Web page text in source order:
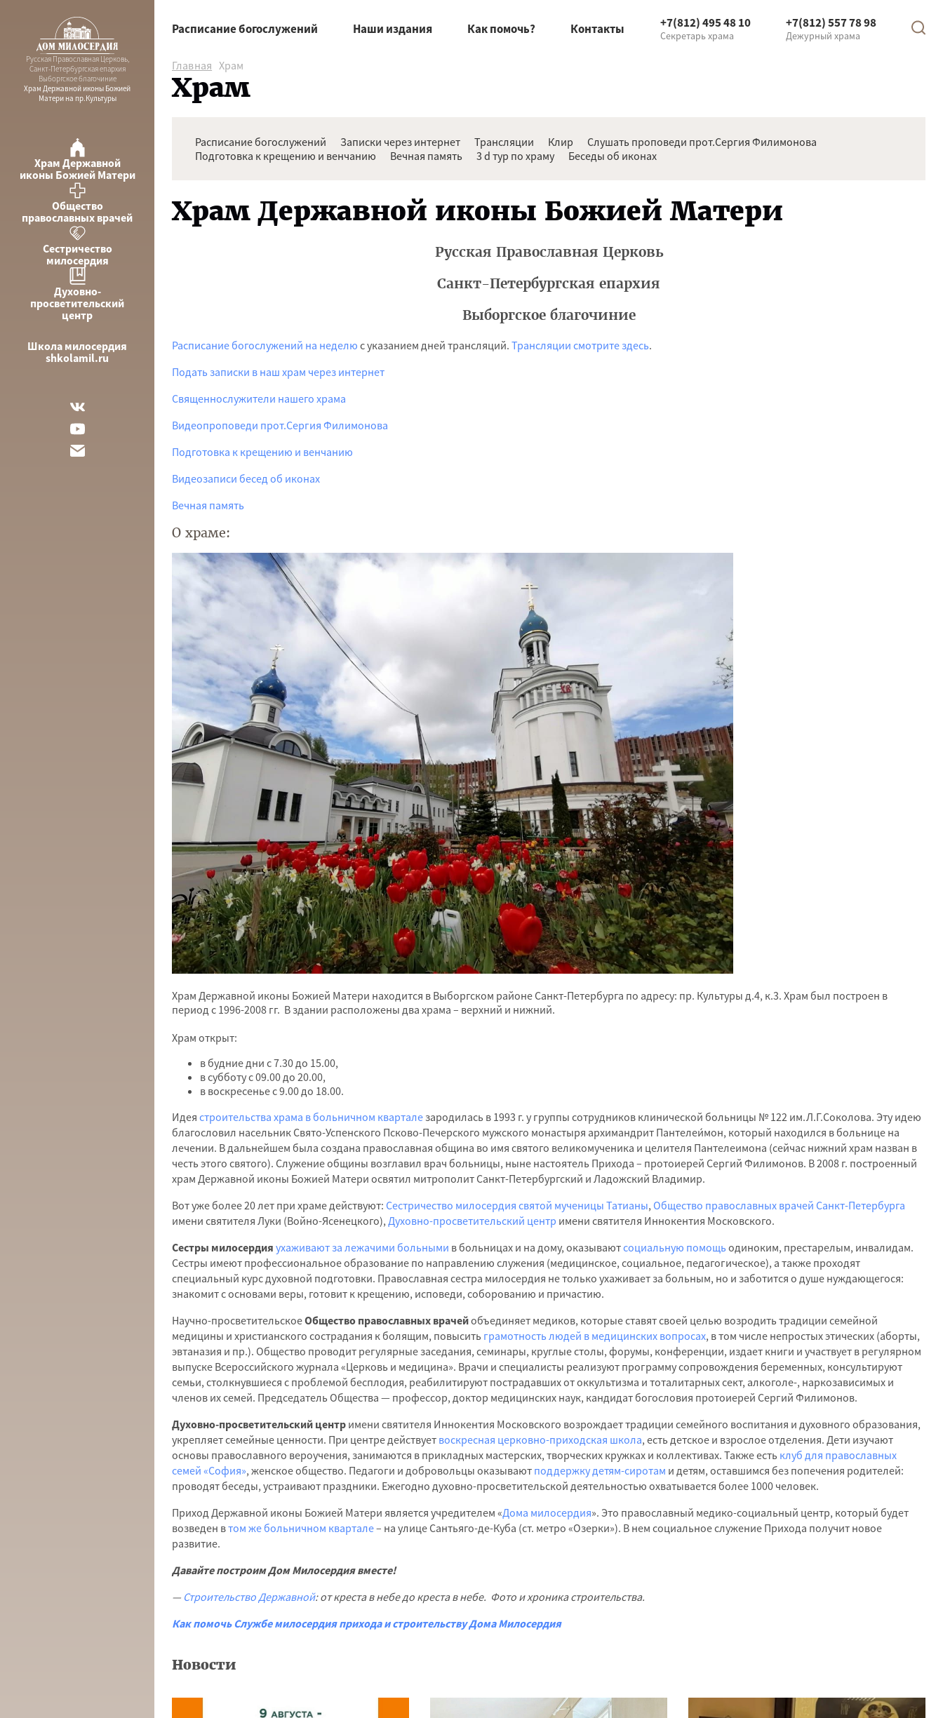
Русская Православная Церковь,
Санкт-Петербургская епархия
Выборгское благочиние
Храм Державной иконы Божией
Матери на пр.Культуры
Храм Державной
иконы Божией Матери
Общество
православных врачей
Сестричество
милосердия
Духовно-
просветительский
центр
Школа милосердия
shkolamil.ru
Расписание богослужений Наши издания Как помочь? Контакты +7(812) 495 48 10
Секретарь храма
+7(812) 557 78 98
Дежурный храма
Главная Храм
Храм
Расписание богослужений Записки через интернет Трансляции Клир
Слушать проповеди прот.Сергия Филимонова
Подготовка к крещению и венчанию
Вечная память 3 d тур по храму Беседы об иконах
Храм Державной иконы Божией Матери
Русская Православная Церковь
Санкт-Петербургская епархия
Выборгское благочиние
Расписание богослужений на неделю с указанием дней трансляций. Трансляции смотрите здесь.
Подать записки в наш храм через интернет
Священнослужители нашего храма
Видеопроповеди прот.Сергия Филимонова
Подготовка к крещению и венчанию
Видеозаписи бесед об иконах
Вечная память
О храме:
Храм Державной иконы Божией Матери находится в Выборгском районе Санкт-Петербурга по адресу: пр. Культуры д.4, к.3. Храм был построен в
период с 1996-2008 гг. В здании расположены два храма – верхний и нижний.
Храм открыт:
в будние дни с 7.30 до 15.00,
в субботу с 09.00 до 20.00,
в воскресенье с 9.00 до 18.00.
Идея строительства храма в больничном кварталезародилась в 1993 г. у группы сотрудников клинической больницы № 122 им.Л.Г.Соколова. Эту идею
благословил насельник Свято-Успенского Псково-Печерского мужского монастыря архимандрит Пантелеи́мон, который находился в больнице на
лечении. В дальнейшем была создана православная община во имя святого великомученика и целителя Пантелеимона (сейчас нижний храм назван в
честь этого святого). Служение общины возглавил врач больницы, ныне настоятель Прихода – протоиерей Сергий Филимонов. В 2008 г. построенный
храм Державной иконы Божией Матери освятил митрополит Санкт-Петербургский и Ладожский Владимир.
Вот уже более 20 лет при храме действуют: Сестричество милосердия святой мученицы Татианы, Общество православных врачей Санкт-Петербурга
имени святителя Луки (Войно-Ясенецкого), Духовно-просветительский центр имени святителя Иннокентия Московского.
Сестры милосердия ухаживают за лежачими больными в больницах и на дому, оказываютсоциальную помощь одиноким, престарелым, инвалидам.
Сестры имеют профессиональное образование по направлению служения (медицинское, социальное, педагогическое), а также проходят
специальный курс духовной подготовки. Православная сестра милосердия не только ухаживает за больным, но и заботится о душе нуждающегося:
знакомит с основами веры, готовит к крещению, исповеди, соборованию и причастию.
Научно-просветительскоеОбщество православных врачейобъединяет медиков, которые ставят своей целью возродить традиции семейной
медицины и христианского сострадания к болящим, повысить грамотность людей в медицинских вопросах, в том числе непростых этических (аборты,
эвтаназия и пр.). Общество проводит регулярные заседания, семинары, круглые столы, форумы, конференции, издает книги и участвует в регулярном
выпуске Всероссийского журнала «Церковь и медицина». Врачи и специалисты реализуют программу сопровождения беременных, консультируют
семьи, столкнувшиеся с проблемой бесплодия, реабилитируют пострадавших от оккультизма и тоталитарных сект, алкоголе-, наркозависимых и
членов их семей. Председатель Общества — профессор, доктор медицинских наук, кандидат богословия протоиерей Сергий Филимонов.
Духовно-просветительский центр имени святителя Иннокентия Московского возрождает традиции семейного воспитания и духовного образования,
укрепляет семейные ценности. При центре действует воскресная церковно-приходская школа, есть детское и взрослое отделения. Дети изучают
основы православного вероучения, занимаются в прикладных мастерских, творческих кружках и коллективах. Также есть клуб для православных
семей «София», женское общество. Педагоги и добровольцы оказывают поддержку детям-сиротам и детям, оставшимся без попечения родителей:
проводят беседы, устраивают праздники. Ежегодно духовно-просветительской деятельностью охватывается более 1000 человек.
Приход Державной иконы Божией Матери является учредителем «Дома милосердия». Это православный медико-социальный центр, который будет
возведен втом же больничном квартале– на улице Сантьяго-де-Куба (ст. метро «Озерки»). В нем социальное служение Прихода получит новое
развитие.
Давайте построим Дом Милосердия вместе!
— Строительство Державной: от креста в небе до креста в небе. Фото и хроника строительства.
Как помочь Службе милосердия прихода и строительству Дома Милосердия
Новости